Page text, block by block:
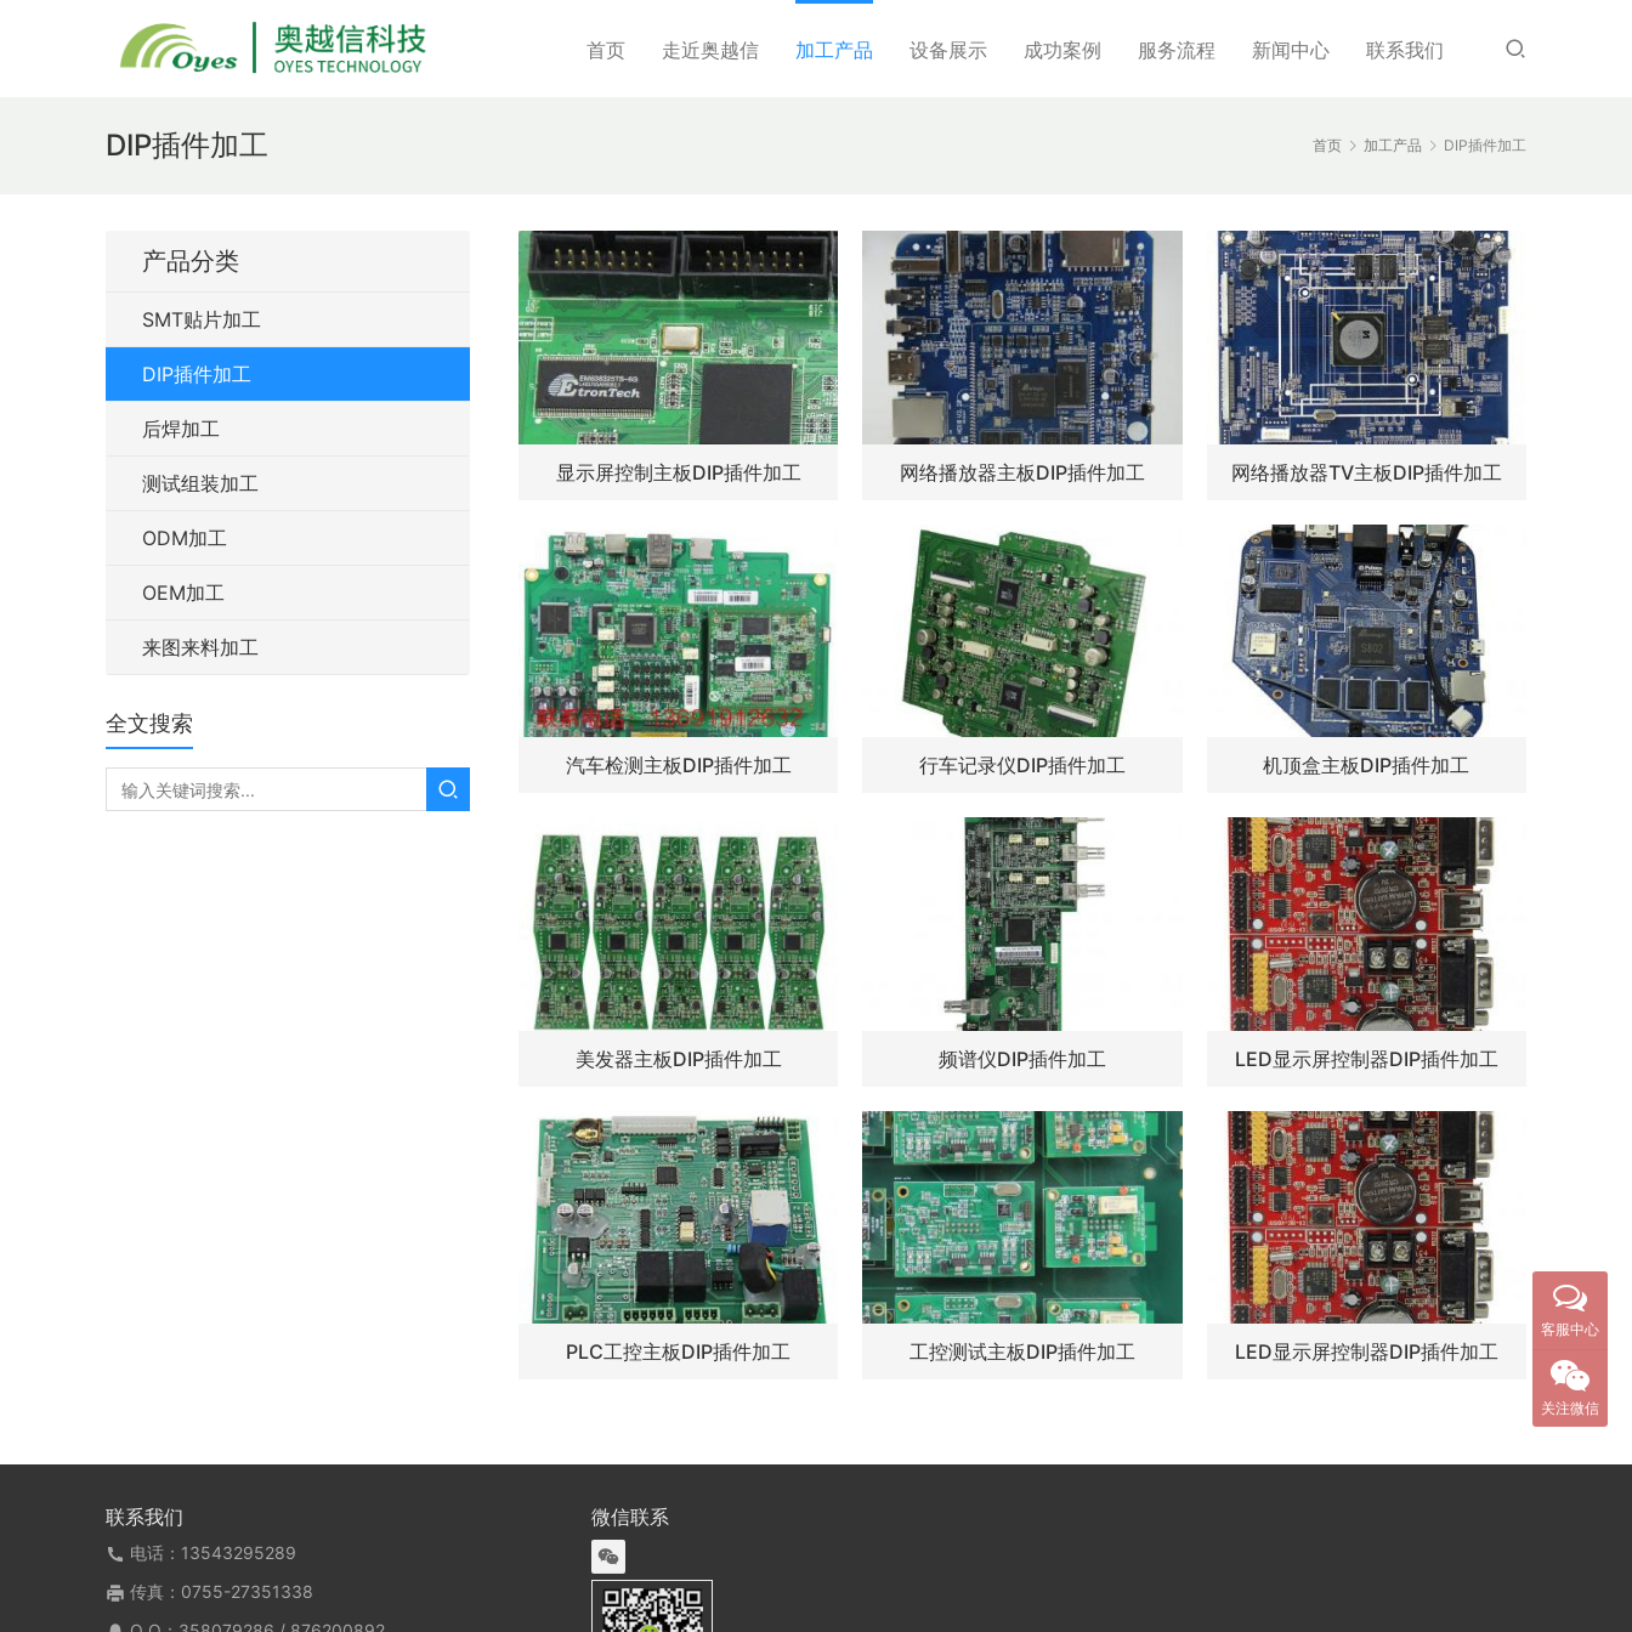
首页 走近奥越信 加工产品 设备展示 成功案例 服务流程 新闻中心 联系我们
首页 加工产品 DIP插件加工
DIP插件加工
显示屏控制主板DIP插件加工 网络播放器主板DIP插件加工 网络播放器TV主板DIP插件加工
汽车检测主板DIP插件加工 行车记录仪DIP插件加工 机顶盒主板DIP插件加工
美发器主板DIP插件加工 频谱仪DIP插件加工 LED显示屏控制器DIP插件加工
PLC工控主板DIP插件加工 工控测试主板DIP插件加工 LED显示屏控制器DIP插件加工
产品分类
SMT贴片加工
DIP插件加工
后焊加工
测试组装加工
ODM加工
OEM加工
来图来料加工
全文搜索
联系我们
电话：13543295289
传真：0755-27351338
微信联系
客服中心
关注微信